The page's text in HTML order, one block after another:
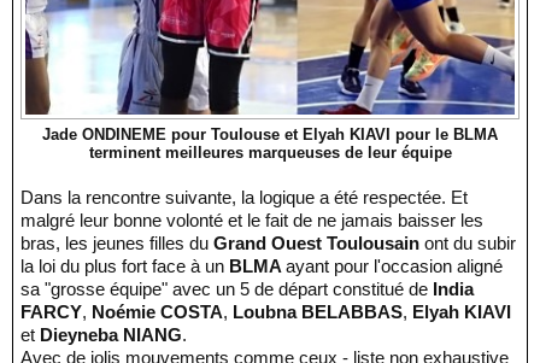
Jade ONDINEME pour Toulouse et Elyah KIAVI pour le BLMA
terminent meilleures marqueuses de leur équipe
Dans la rencontre suivante, la logique a été respectée. Et
malgré leur bonne volonté et le fait de ne jamais baisser les
bras, les jeunes filles du Grand Ouest Toulousain ont du subir
la loi du plus fort face à un BLMAayant pour l'occasion aligné
sa "grosse équipe" avec un 5 de départ constitué de India
FARCY, Noémie COSTA, Loubna BELABBAS, Elyah KIAVI
et Dieyneba NIANG.
Avec de jolis mouvements comme ceux - liste non exhaustive